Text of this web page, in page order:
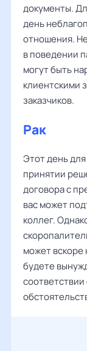
документы.
день
отношения.
в поведении
могут быть
клиентскими
заказчиков.
Рак
Этот день для
принятии
договора с
вас может
коллег.
может вскоре
будете